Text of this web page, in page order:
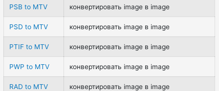
PSB to MTV конвертировать image в image
PSD to MTV конвертировать image в image
PTIF to MTV конвертировать image в image
PWP to MTV конвертировать image в image
RAD to MTV конвертировать image в image